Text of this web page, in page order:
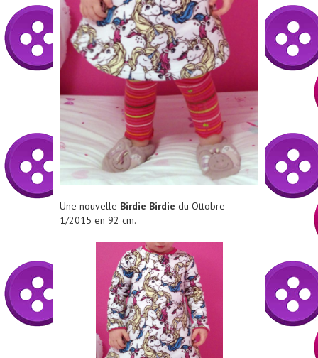
Une nouvelle Birdie Birdie du Ottobre
1/2015 en 92 cm.